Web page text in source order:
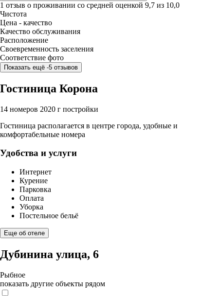
1 отзыв о проживании со средней оценкой 9,7 из 10,0
Чистота
Цена - качество
Качество обслуживания
Расположение
Своевременность заселения
Соответствие фото
Показать ещё -5 отзывов
Гостиница Корона
14 номеров 2020 г постройки
Гостиница располагается в центре города, удобные и
комфортабельные номера
Удобства и услуги
Интернет
Курение
Парковка
Оплата
Уборка
Постельное бельё
Еще об отеле
Дубинина улица, 6
Рыбное
показать другие объекты рядом